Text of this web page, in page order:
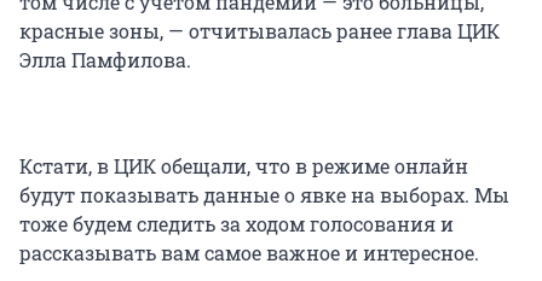
красные зоны, — отчитывалась ранее глава ЦИК
Элла Памфилова.
Кстати, в ЦИК обещали, что в режиме онлайн
будут показывать данные о явке на выборах. Мы
тоже будем следить за ходом голосования и
рассказывать вам самое важное и интересное.